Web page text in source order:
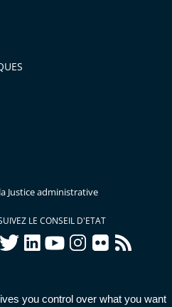
you control over what you want
Justice administrative
LE CONSEIL D'ETAT
twitterlinkedInyoutubeinstagram
flickr rss